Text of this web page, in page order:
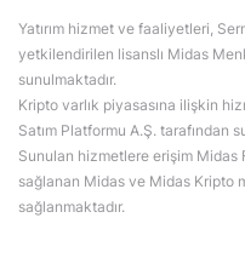
Yatırım hizmet ve faaliyetleri,
yetkilendirilen lisanslı Midas
sunulmaktadır.
Kripto varlık piyasasına ilişkin
Satım Platformu A.Ş. tarafından
Sunulan hizmetlere erişim Midas
sağlanan Midas ve Midas Kripto
sağlanmaktadır.